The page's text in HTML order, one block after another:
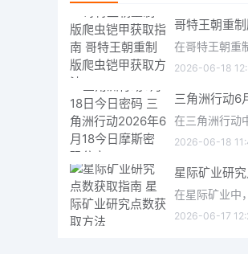
在哥特王朝重
2026-06-18
在三角洲行动
2026-06-18
在星际矿业中
2026-06-17